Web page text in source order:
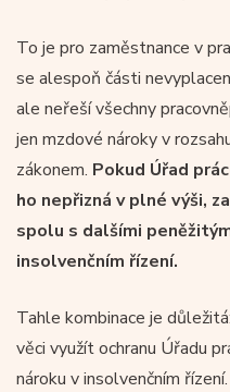
To je pro zaměstnance v
se alespoň části
ale neřeší všechny
jen mzdové nároky v
zákonem. Pokud Úřad
ho nepřizná v plné výši,
spolu s dalšími
insolvenčním řízení.
Tahle kombinace je
věci využít ochranu Úřadu
nároku v insolvenčním řízení.